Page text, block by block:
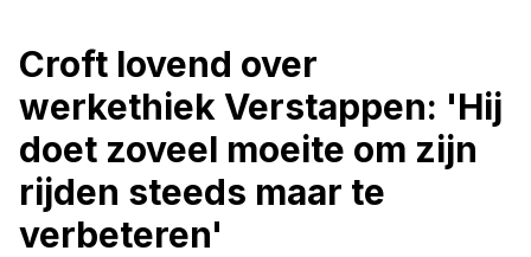
Croft lovend over
werkethiek Verstappen: 'Hij
doet zoveel moeite om zijn
rijden steeds maar te
verbeteren'